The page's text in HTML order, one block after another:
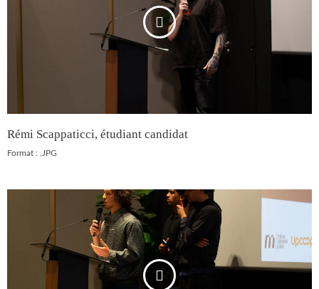
Rémi Scappaticci, étudiant candidat
Format : .JPG